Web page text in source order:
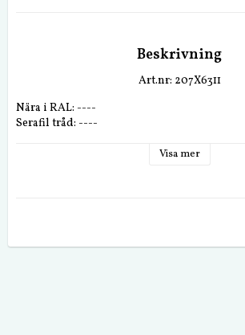
Beskrivning
Art.nr: 207X6311
Nära i RAL: ----
Serafil tråd: ----
Visa mer